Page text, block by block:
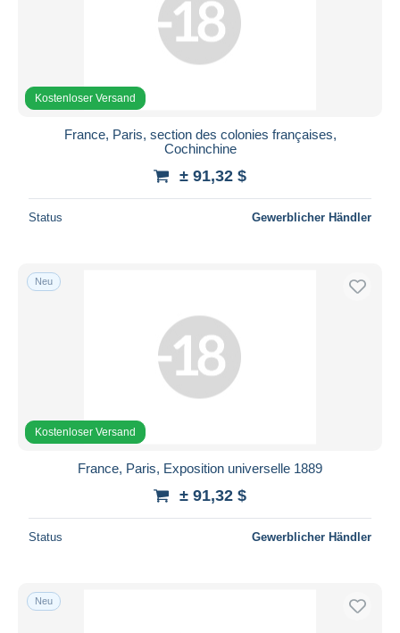
Kostenloser Versand
France, Paris, section des colonies françaises,
Cochinchine
± 91,32 $
Status Gewerblicher Händler
Neu
Kostenloser Versand
France, Paris, Exposition universelle 1889
± 91,32 $
Status Gewerblicher Händler
Neu